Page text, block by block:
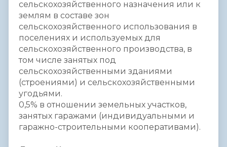
сельскохозяйственного назначения или к
землям в составе зон
сельскохозяйственного использования в
поселениях и используемых для
сельскохозяйственного производства, в
том числе занятых под
сельскохозяйственными зданиями
(строениями) и сельскохозяйственными
угодьями.
0,5% в отношении земельных участков,
занятых гаражами (индивидуальными и
гаражно-строительными кооперативами).